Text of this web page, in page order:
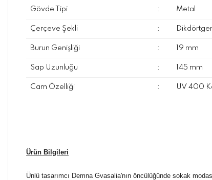
Gövde Tipi : Metal
Çerçeve Şekli :
Burun Genişliği : 19 mm
Sap Uzunluğu : 145 mm
Cam Özelliği : UV 400
Ürün Bilgileri
Ünlü tasarımcı Demna Gvasalia'nın öncülüğünde sokak